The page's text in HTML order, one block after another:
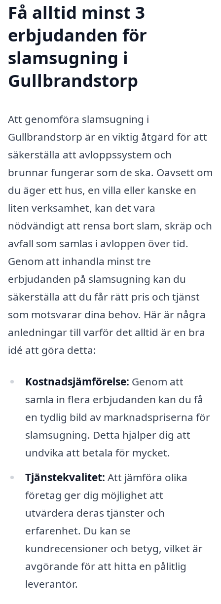
Få alltid minst 3
erbjudanden för
slamsugning i
Gullbrandstorp
Att genomföra slamsugning i
Gullbrandstorp är en viktig åtgärd för att
säkerställa att avloppssystem och
brunnar fungerar som de ska. Oavsett om
du äger ett hus, en villa eller kanske en
liten verksamhet, kan det vara
nödvändigt att rensa bort slam, skräp och
avfall som samlas i avloppen över tid.
Genom att inhandla minst tre
erbjudanden på slamsugning kan du
säkerställa att du får rätt pris och tjänst
som motsvarar dina behov. Här är några
anledningar till varför det alltid är en bra
idé att göra detta:
Kostnadsjämförelse: Genom att
samla in flera erbjudanden kan du få
en tydlig bild av marknadspriserna för
slamsugning. Detta hjälper dig att
undvika att betala för mycket.
Tjänstekvalitet: Att jämföra olika
företag ger dig möjlighet att
utvärdera deras tjänster och
erfarenhet. Du kan se
kundrecensioner och betyg, vilket är
avgörande för att hitta en pålitlig
leverantör.